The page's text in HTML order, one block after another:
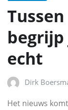
echt
Dirk
Het nieuws